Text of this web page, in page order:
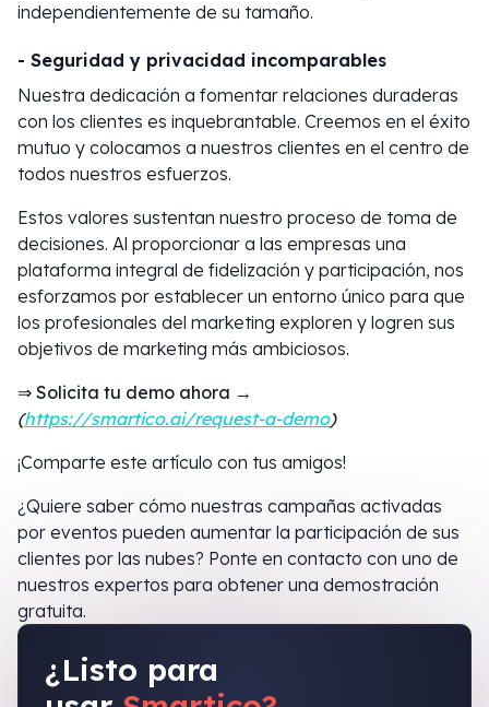
independientemente de su tamaño.
- Seguridad y privacidad incomparables
Nuestra dedicación a fomentar relaciones duraderas
con los clientes es inquebrantable. Creemos en el éxito
mutuo y colocamos a nuestros clientes en el centro de
todos nuestros esfuerzos.
Estos valores sustentan nuestro proceso de toma de
decisiones. Al proporcionar a las empresas una
plataforma integral de fidelización y participación, nos
esforzamos por establecer un entorno único para que
los profesionales del marketing exploren y logren sus
objetivos de marketing más ambiciosos.
⇒ Solicita tu demo ahora →
(https://smartico.ai/request-a-demo)
¡Comparte este artículo con tus amigos!
¿Quiere saber cómo nuestras campañas activadas
por eventos pueden aumentar la participación de sus
clientes por las nubes? Ponte en contacto con uno de
nuestros expertos para obtener una demostración
gratuita.
¿Listo para